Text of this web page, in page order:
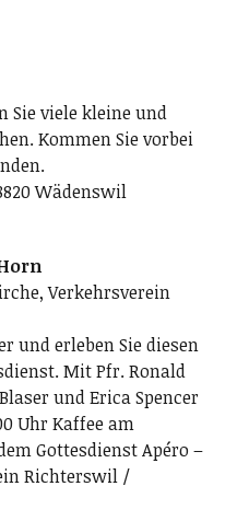
Sie viele kleine und
Kommen Sie vorbei
Wädenswil
Verkehrsverein
und erleben Sie diesen
Mit Pfr. Ronald
und Erica Spencer
Uhr Kaffee am
Gottesdienst Apéro –
Richterswil /